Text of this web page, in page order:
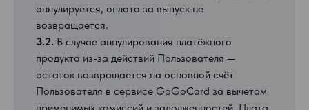
аннулируется, оплата за выпуск не
возвращается.
3.2. В случае аннулирования платёжного
продукта из-за действий Пользователя —
остаток возвращается на основной счёт
Пользователя в сервисе GoGoCard за вычетом